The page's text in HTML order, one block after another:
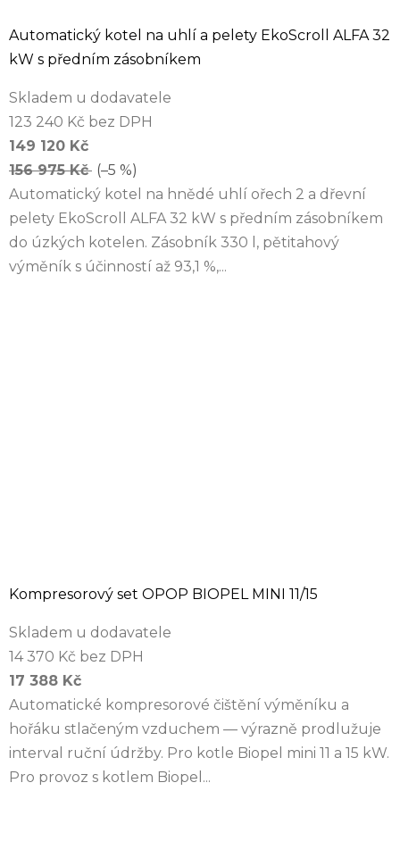
Automatický kotel na uhlí a pelety EkoScroll ALFA 32
kW s předním zásobníkem
Skladem u dodavatele
123 240 Kč bez DPH
149 120 Kč
156 975 Kč (–5 %)
Automatický kotel na hnědé uhlí ořech 2 a dřevní
pelety EkoScroll ALFA 32 kW s předním zásobníkem
do úzkých kotelen. Zásobník 330 l, pětitahový
výměník s účinností až 93,1 %,...
Kompresorový set OPOP BIOPEL MINI 11/15
Skladem u dodavatele
14 370 Kč bez DPH
17 388 Kč
Automatické kompresorové čištění výměníku a
hořáku stlačeným vzduchem — výrazně prodlužuje
interval ruční údržby. Pro kotle Biopel mini 11 a 15 kW.
Pro provoz s kotlem Biopel...